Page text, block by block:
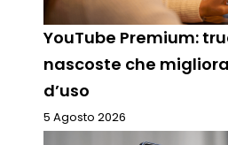
YouTube Premium:
nascoste che
d’uso
5 Agosto 2026